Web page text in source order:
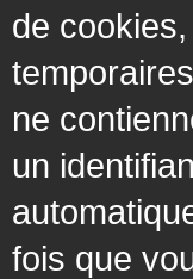
de
ne
un
fois que